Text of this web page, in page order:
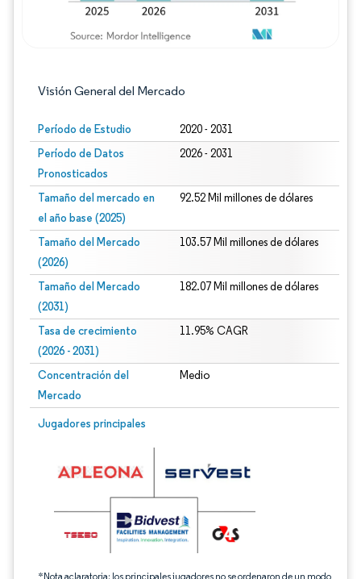
Visión General del Mercado
Período de Estudio 2020 - 2031
Período de Datos
Pronosticados
2026 - 2031
Tamaño del mercado en
el año base (2025)
92.52 Mil millones de dólares
Tamaño del Mercado
(2026)
103.57 Mil millones de dólares
Tamaño del Mercado
(2031)
182.07 Mil millones de dólares
Tasa de crecimiento
(2026 - 2031)
11.95% CAGR
Concentración del
Mercado
Medio
Jugadores principales
*Nota aclaratoria: los principales jugadores no se ordenaron de un modo
Imagen © Mordor Intelligence. El uso requiere atribución según CC BY 4.0.